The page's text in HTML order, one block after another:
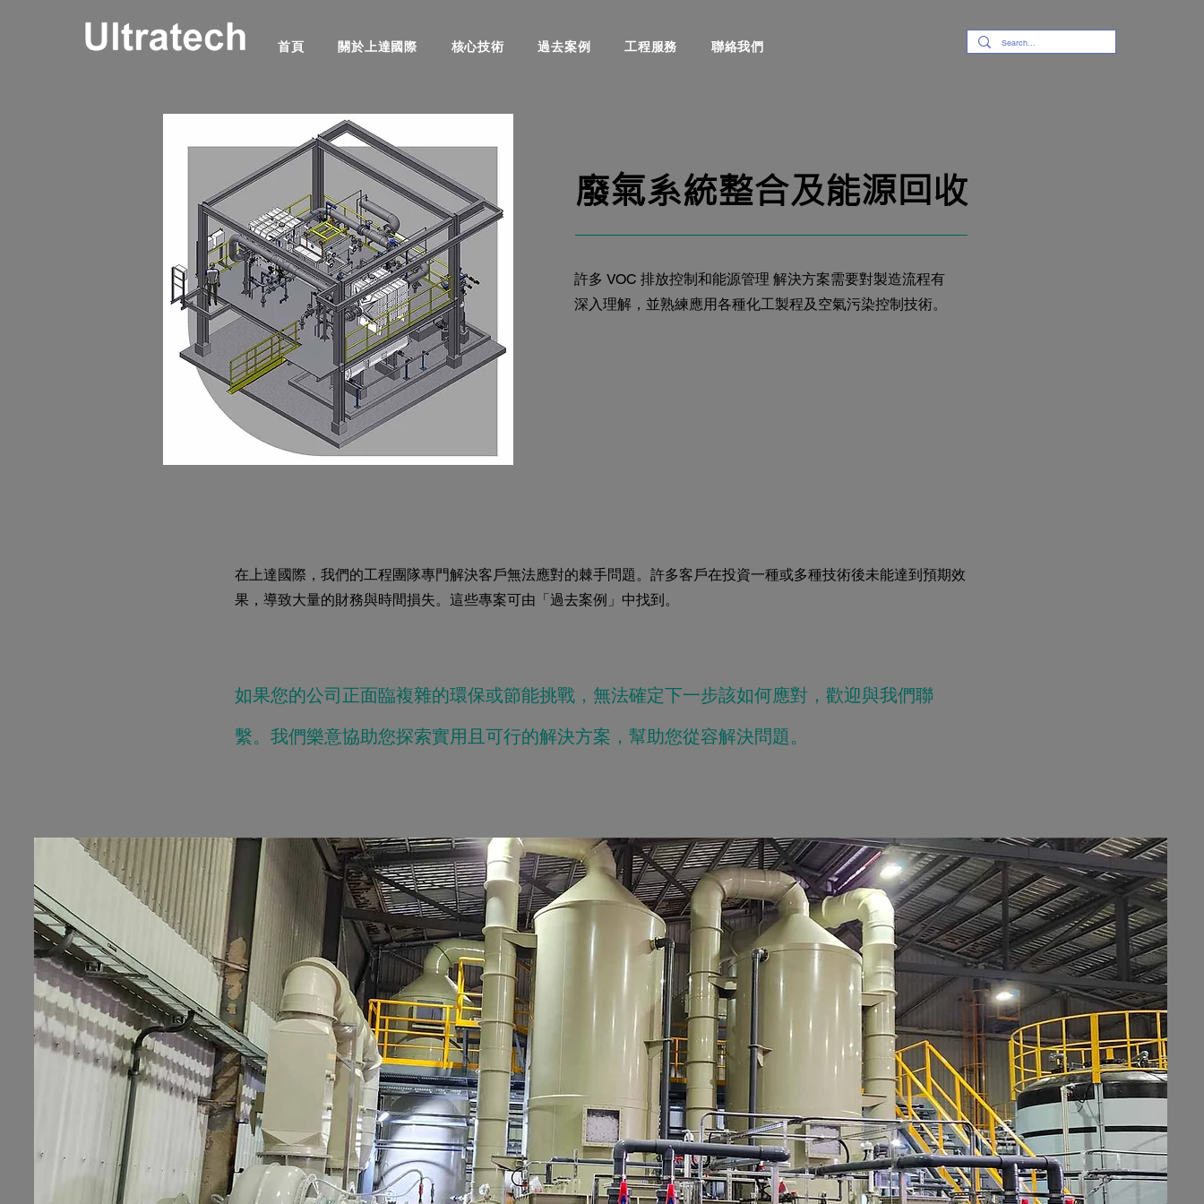
首頁 關於上達國際 核心技術 過去案例 工程服務 聯絡我們
廢氣系統整合及能源回收
許多 VOC 排放控制和能源管理 解決方案需要對製造流程有
深入理解，並熟練應用各種化工製程及空氣污染控制技術。
在上達國際，我們的工程團隊專門解決客戶無法應對的棘手問題。許多客戶在投資一種或多種技術後未能達到預期效
果，導致大量的財務與時間損失。這些專案可由「過去案例」中找到。
如果您的公司正面臨複雜的環保或節能挑戰，無法確定下一步該如何應對，歡迎與我們聯
繫。我們樂意協助您探索實用且可行的解決方案，幫助您從容解決問題。